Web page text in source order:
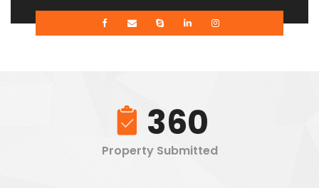
360
Property Submitted